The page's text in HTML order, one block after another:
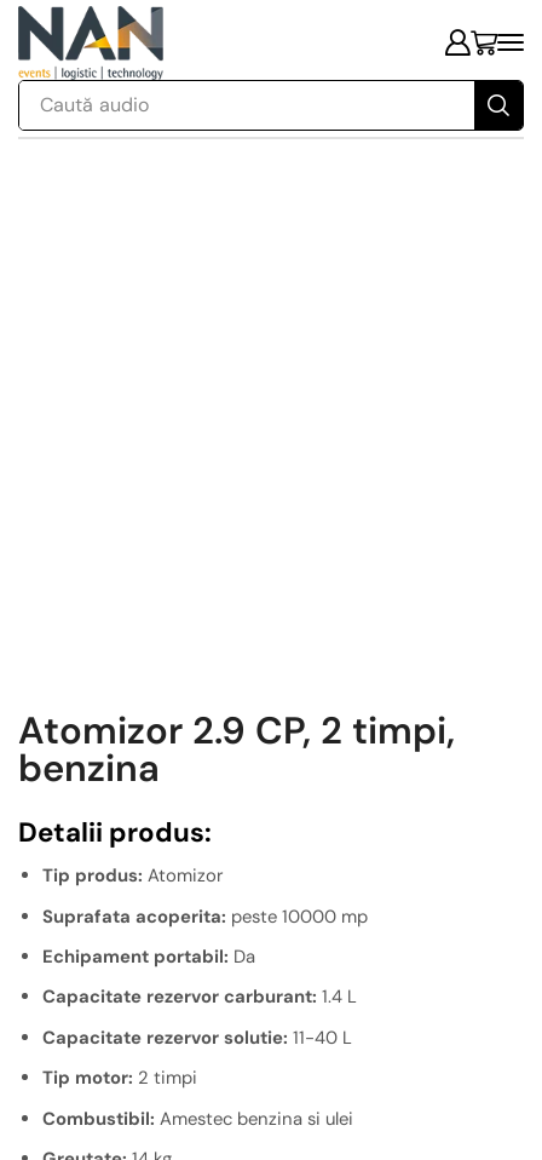
Caută audio
Atomizor 2.9 CP, 2 timpi,
benzina
Detalii produs:
Tip produs: Atomizor
Suprafata acoperita: peste 10000 mp
Echipament portabil: Da
Capacitate rezervor carburant: 1.4 L
Capacitate rezervor solutie: 11-40 L
Tip motor: 2 timpi
Combustibil: Amestec benzina si ulei